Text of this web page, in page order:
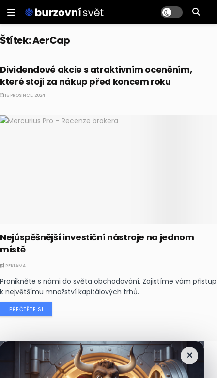
Štítek:AerCap
Dividendové akcie s atraktivním oceněním,
které stojí za nákup před koncem roku
16 PROSINCE, 2024
Nejúspěšnější investiční nástroje na jednom
místě
REKLAMA
Pronikněte s námi do světa obchodování. Zajistíme vám přístup
k největšímu množství kapitálových trhů.
PŘEČTĚTE SI
×
Nejčtenějšízprávy